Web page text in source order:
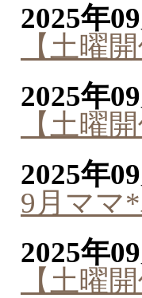
2025年
【土曜
2025年
【土曜
2025年
9月ママ
2025年
【土曜